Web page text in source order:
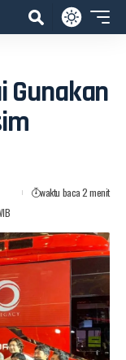
Gunakan
waktu baca 2 menit